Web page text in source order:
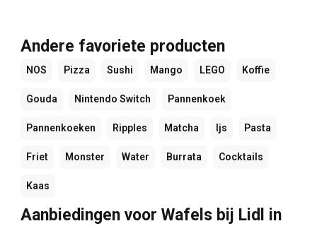
Andere favoriete producten
NOS Pizza Sushi Mango LEGO Koffie
Gouda Nintendo Switch Pannenkoek
Pannenkoeken Ripples Matcha Ijs Pasta
Friet Monster Water Burrata Cocktails
Kaas
Aanbiedingen voor Wafels bij Lidl in